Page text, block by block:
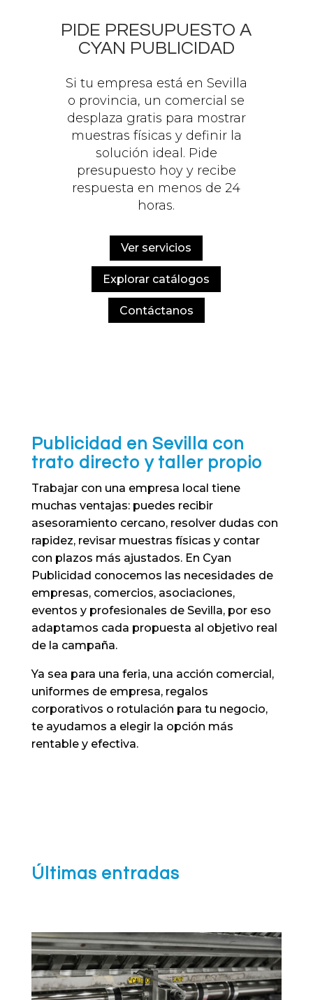
PIDE PRESUPUESTO A
CYAN PUBLICIDAD
Si tu empresa está en Sevilla
o provincia, un comercial se
desplaza gratis para mostrar
muestras físicas y definir la
solución ideal. Pide
presupuesto hoy y recibe
respuesta en menos de 24
horas.
Ver servicios
Explorar catálogos
Contáctanos
Publicidad en Sevilla con
trato directo y taller propio
Trabajar con una empresa local tiene
muchas ventajas: puedes recibir
asesoramiento cercano, resolver dudas con
rapidez, revisar muestras físicas y contar
con plazos más ajustados. En Cyan
Publicidad conocemos las necesidades de
empresas, comercios, asociaciones,
eventos y profesionales de Sevilla, por eso
adaptamos cada propuesta al objetivo real
de la campaña.
Ya sea para una feria, una acción comercial,
uniformes de empresa, regalos
corporativos o rotulación para tu negocio,
te ayudamos a elegir la opción más
rentable y efectiva.
Últimas entradas